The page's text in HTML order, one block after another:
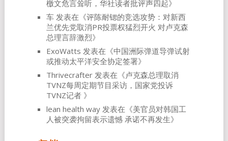
檄文危言耸听，华社读者批评声四起》
车发表在《评陈耐锶的竞选攻势：对新西
兰优先党取消PR投票权猛烈开火 对卢克森
总理言辞激烈》
ExoWatts 发表在《中国洲际弹道导弹试射
或推动太平洋安全协定签署》
Thrivecrafter发表在《卢克森总理取消
TVNZ每周定期节目采访，国家党投诉
TVNZ记者 》
lean health way发表在《美官员对韩国工
人被突袭拘留表示遗憾 承诺不再发生》